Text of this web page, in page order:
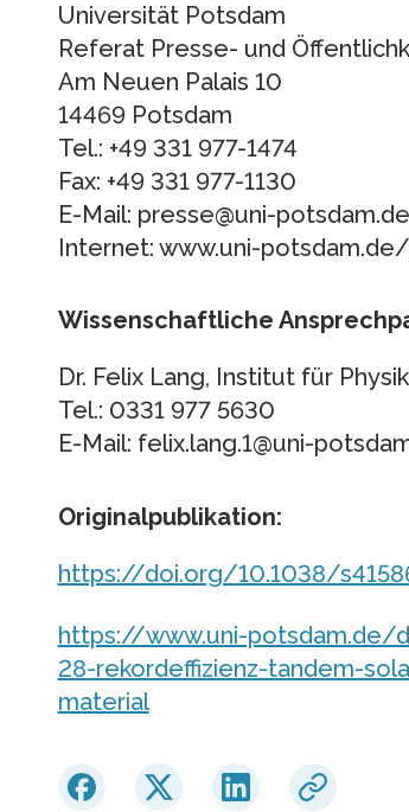
Universität Potsdam
Referat Presse- und
Am Neuen Palais 10
14469 Potsdam
Tel.: +49 331 977-1474
Fax: +49 331 977-1130
E-Mail: presse@uni-potsdam.de
Internet: www.uni-
Wissenschaftliche
Dr. Felix Lang, Institut für
Tel.: 0331 977 5630
E-Mail: felix.lang.1@uni-
Originalpublikation:
https://doi.org/10.1038/
https://www.uni-
28-rekordeffizienz-tandem-
material